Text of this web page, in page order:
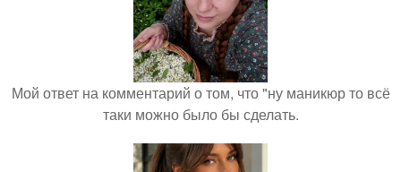
Мой ответ на комментарий о том, что "ну маникюр то всё
таки можно было бы сделать.